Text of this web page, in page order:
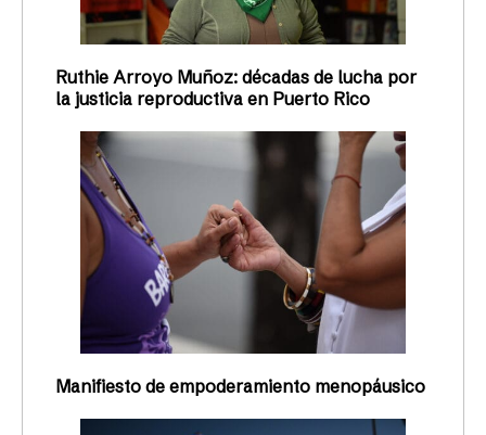
Ruthie Arroyo Muñoz: décadas de lucha por
la justicia reproductiva en Puerto Rico
Manifiesto de empoderamiento menopáusico